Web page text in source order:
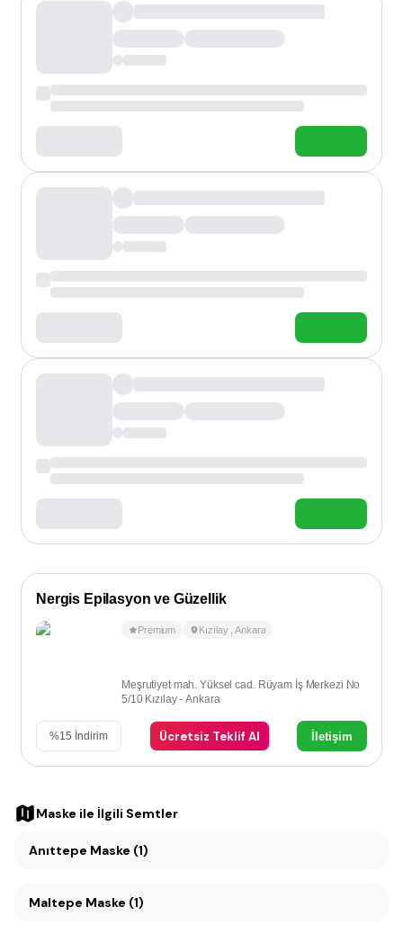
Nergis Epilasyon ve Güzellik
Premium Kızılay ,Ankara
Meşrutiyet mah. Yüksel cad. Rüyam İş Merkezi No
5/10 Kızılay - Ankara
%15 İndirim Ücretsiz Teklif Al İletişim
Maske ile İlgili Semtler
Anıttepe Maske (1)
Maltepe Maske (1)